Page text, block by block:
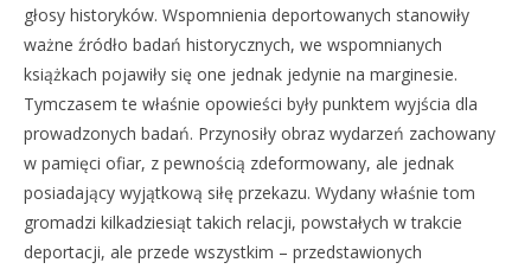
głosy historyków. Wspomnienia deportowanych stanowiły
ważne źródło badań historycznych, we wspomnianych
książkach pojawiły się one jednak jedynie na marginesie.
Tymczasem te właśnie opowieści były punktem wyjścia dla
prowadzonych badań. Przynosiły obraz wydarzeń zachowany
w pamięci ofiar, z pewnością zdeformowany, ale jednak
posiadający wyjątkową siłę przekazu. Wydany właśnie tom
gromadzi kilkadziesiąt takich relacji, powstałych w trakcie
deportacji, ale przede wszystkim – przedstawionych